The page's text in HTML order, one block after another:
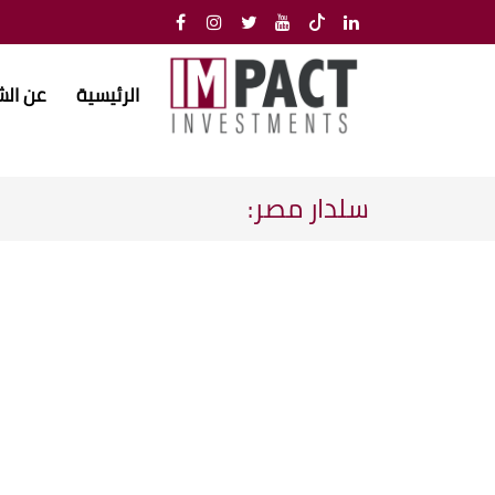
الرئيسية عن
سلدار مصر: